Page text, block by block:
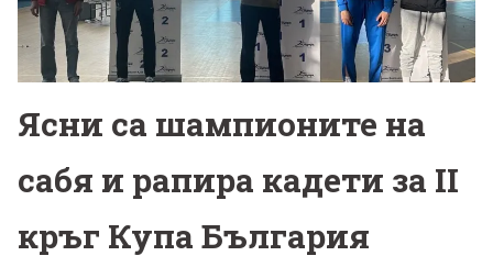
Ясни са шампионите на
сабя и рапира кадети за II
кръг Купа България